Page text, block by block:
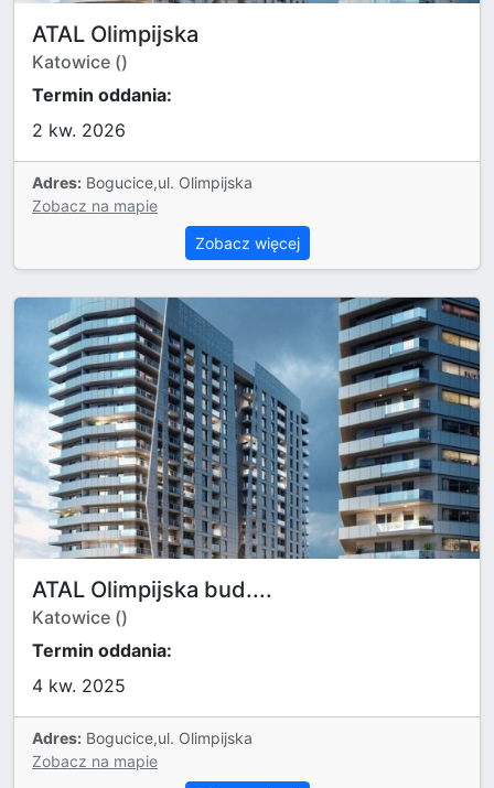
ATAL Olimpijska
Katowice ()
Termin oddania:
2 kw. 2026
Adres: Bogucice,ul. Olimpijska
Zobacz na mapie
Zobacz więcej
ATAL Olimpijska bud....
Katowice ()
Termin oddania:
4 kw. 2025
Adres: Bogucice,ul. Olimpijska
Zobacz na mapie